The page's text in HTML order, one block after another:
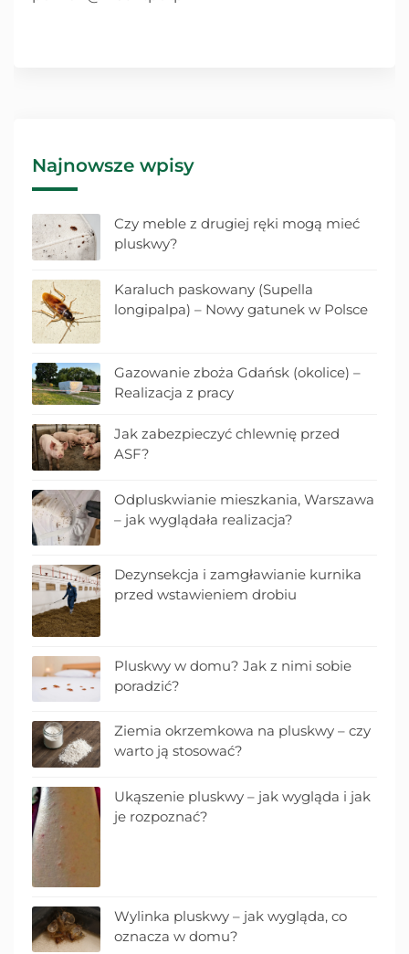
Najnowsze wpisy
Czy meble z drugiej ręki mogą mieć
pluskwy?
Karaluch paskowany (Supella
longipalpa) – Nowy gatunek w Polsce
Gazowanie zboża Gdańsk (okolice) –
Realizacja z pracy
Jak zabezpieczyć chlewnię przed
ASF?
Odpluskwianie mieszkania, Warszawa
– jak wyglądała realizacja?
Dezynsekcja i zamgławianie kurnika
przed wstawieniem drobiu
Pluskwy w domu? Jak z nimi sobie
poradzić?
Ziemia okrzemkowa na pluskwy – czy
warto ją stosować?
Ukąszenie pluskwy – jak wygląda i jak
je rozpoznać?
Wylinka pluskwy – jak wygląda, co
oznacza w domu?